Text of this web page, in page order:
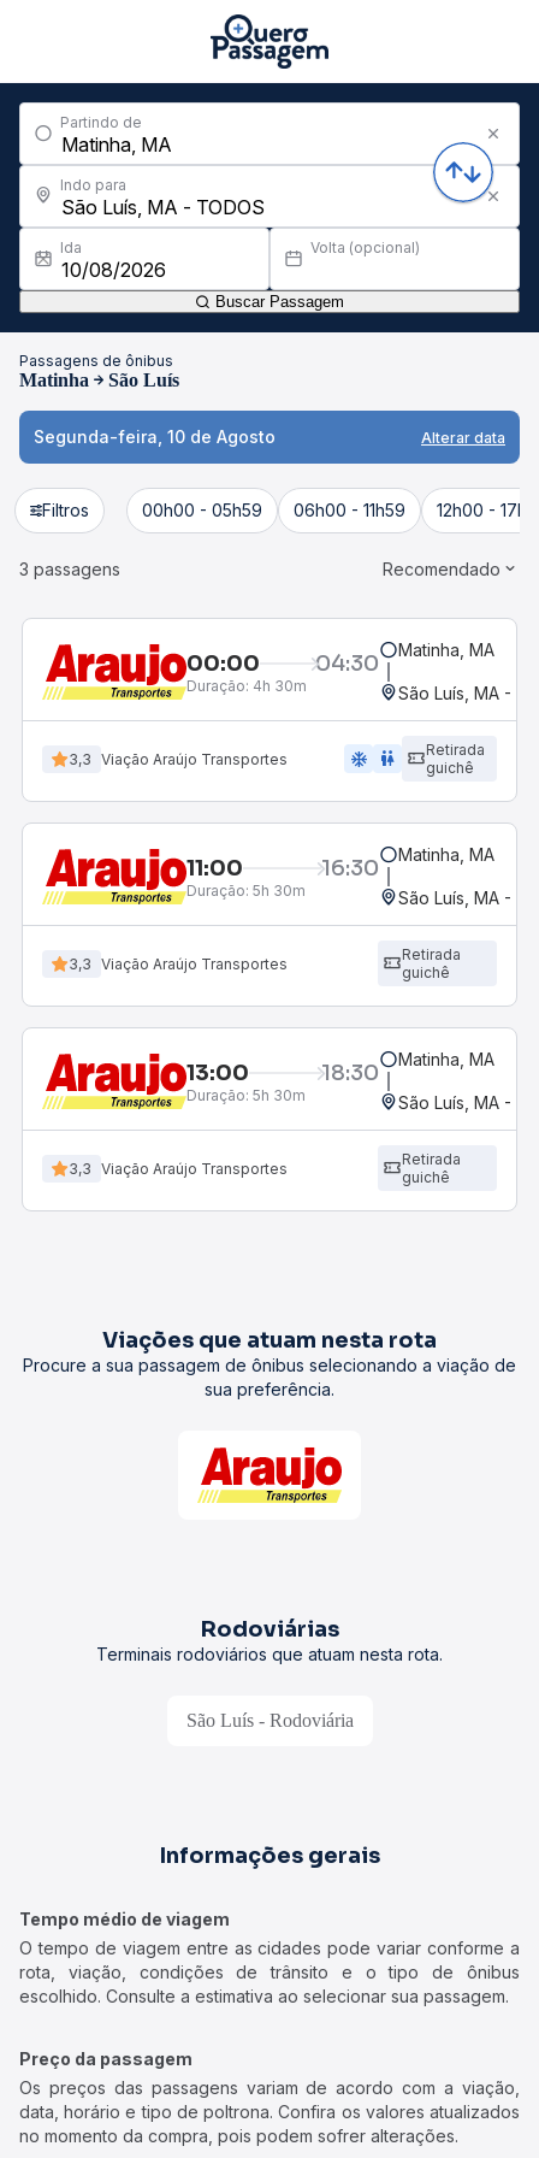
Partindo de
Indo para
Ida Volta (opcional)
Buscar Passagem
Passagens de ônibus
Matinha São Luís
Segunda-feira, 10 de Agosto Alterar data
Filtros 00h00 - 05h59 06h00 - 11h59 12h00 -
3 passagens Recomendado
00:00 04:30
Duração: 4h 30m
Matinha, MA
São Luís, MA -
3,3 Viação Araújo Transportes ac_unit wc
Retirada
guichê
11:00 16:30
Duração: 5h 30m
Matinha, MA
São Luís, MA -
3,3 Viação Araújo Transportes
Retirada
guichê
13:00 18:30
Duração: 5h 30m
Matinha, MA
São Luís, MA -
3,3 Viação Araújo Transportes
Retirada
guichê
Viações que atuam nesta rota
Procure a sua passagem de ônibus selecionando a viação de
sua preferência.
Rodoviárias
Terminais rodoviários que atuam nesta rota.
São Luís - Rodoviária
Informações gerais
Tempo médio de viagem
O tempo de viagem entre as cidades pode variar conforme a
rota, viação, condições de trânsito e o tipo de ônibus
escolhido. Consulte a estimativa ao selecionar sua passagem.
Preço da passagem
Os preços das passagens variam de acordo com a viação,
data, horário e tipo de poltrona. Confira os valores atualizados
no momento da compra, pois podem sofrer alterações.